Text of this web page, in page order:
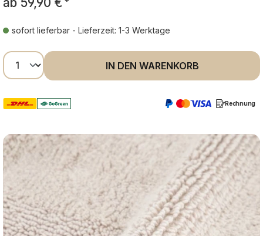
sofort lieferbar - Lieferzeit: 1-3 Werktage
Produkt Anzahl: Gib den gewünschten
IN DEN WARENKORB
Rechnung